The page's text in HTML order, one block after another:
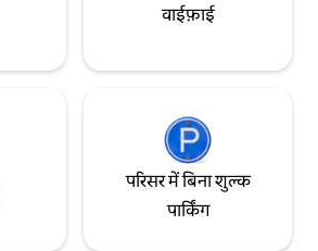
वाईफ़ाई
परिसर में बिना शुल्क
पार्किंग